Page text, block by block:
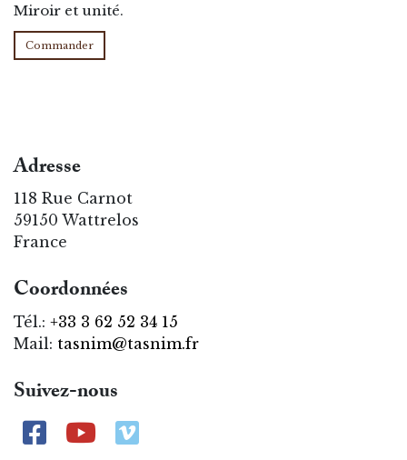
Miroir et unité.
Commander
Adresse
118 Rue Carnot
59150 Wattrelos
France
Coordonnées
Tél.: +33 3 62 52 34 15
Mail: tasnim@tasnim.fr
Suivez-nous